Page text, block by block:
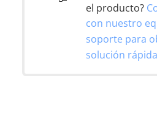
el producto?
con nuestro
soporte para
solución